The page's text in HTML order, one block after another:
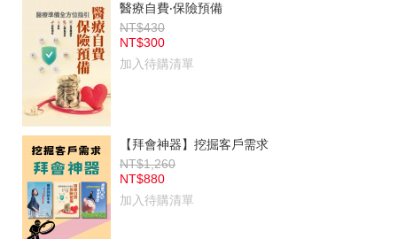
醫療自費‧保險預備
NT$430
NT$300
加入待購清單
【拜會神器】挖掘客戶需求
NT$1,260
NT$880
加入待購清單